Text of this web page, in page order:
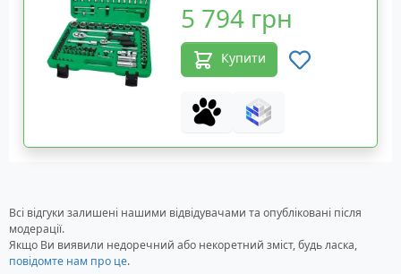
5 794 грн
Купити
Всі відгуки залишені нашими відвідувачами та опубліковані після
модерації.
Якщо Ви виявили недоречний або некоретний зміст, будь ласка,
повідомте нам про це.